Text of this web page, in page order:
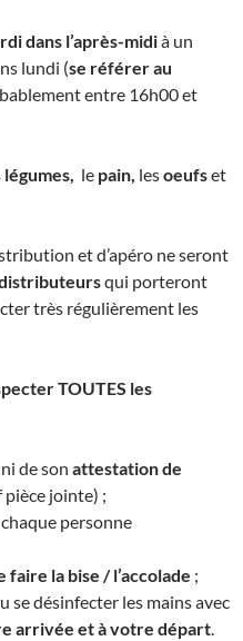
dans l’après-midià un
lundi (se référer au
entre 16h00 et
légumes, le pain, lesoeufset
et d’apéro ne seront
qui porteront
très régulièrement les
TOUTES les
de son attestation de
pièce jointe) ;
personne
faire la bise / l’accolade ;
se désinfecter les mains avec
arrivée et à votre départ.